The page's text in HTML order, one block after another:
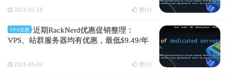
2021-05-18 赞(1 )
VPS优惠
近期RackNerd优惠促销整理：
VPS、站群服务器均有优惠，最低$9.49/年
2021-05-02 赞(1 )